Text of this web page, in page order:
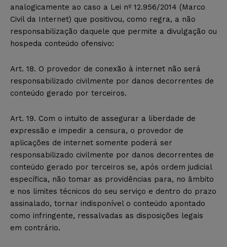
analogicamente ao caso a Lei nº 12.956/2014 (Marco
Civil da Internet) que positivou, como regra, a não
responsabilização daquele que permite a divulgação ou
hospeda conteúdo ofensivo:
Art. 18. O provedor de conexão à internet não será
responsabilizado civilmente por danos decorrentes de
conteúdo gerado por terceiros.
Art. 19. Com o intuito de assegurar a liberdade de
expressão e impedir a censura, o provedor de
aplicações de internet somente poderá ser
responsabilizado civilmente por danos decorrentes de
conteúdo gerado por terceiros se, após ordem judicial
específica, não tomar as providências para, no âmbito
e nos limites técnicos do seu serviço e dentro do prazo
assinalado, tornar indisponível o conteúdo apontado
como infringente, ressalvadas as disposições legais
em contrário.